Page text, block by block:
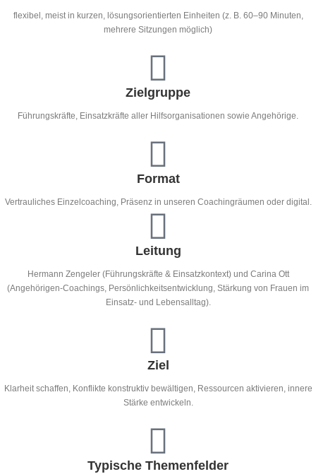
flexibel, meist in kurzen, lösungsorientierten Einheiten (z. B. 60–90 Minuten,
mehrere Sitzungen möglich)
Zielgruppe
Führungskräfte, Einsatzkräfte aller Hilfsorganisationen sowie Angehörige.
Format
Vertrauliches Einzelcoaching, Präsenz in unseren Coachingräumen oder digital.
Leitung
Hermann Zengeler (Führungskräfte & Einsatzkontext) und Carina Ott
(Angehörigen-Coachings, Persönlichkeitsentwicklung, Stärkung von Frauen im
Einsatz- und Lebensalltag).
Ziel
Klarheit schaffen, Konflikte konstruktiv bewältigen, Ressourcen aktivieren, innere
Stärke entwickeln.
Typische Themenfelder